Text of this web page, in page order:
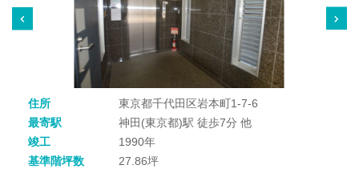
住所
東京都千代田区岩本町1-7-6
最寄駅
神田(東京都)駅 徒歩7分 他
竣工
1990年
基準階坪数
27.86坪